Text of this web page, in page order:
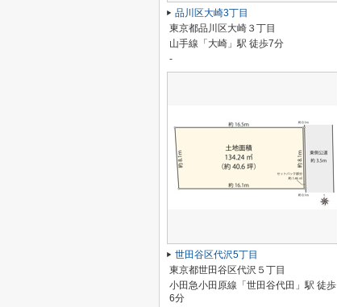
品川区大崎3丁目
東京都品川区大崎３丁目
山手線「大崎」駅 徒歩7分
-
世田谷区代沢5丁目
東京都世田谷区代沢５丁目
小田急小田原線「世田谷代田」駅 徒歩
6分